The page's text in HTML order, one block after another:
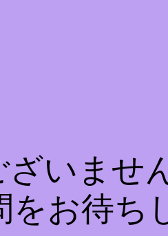
いませ
お待ち